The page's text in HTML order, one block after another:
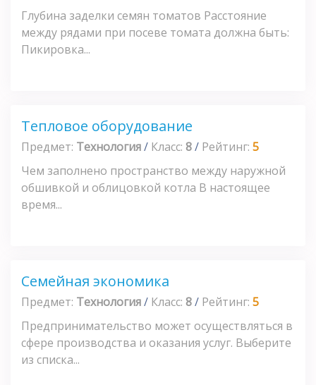
Глубина заделки семян томатов Расстояние
между рядами при посеве томата должна быть:
Пикировка...
Тепловое оборудование
Предмет: Технология/ Класс: 8/ Рейтинг: 5
Чем заполнено пространство между наружной
обшивкой и облицовкой котла В настоящее
время...
Семейная экономика
Предмет: Технология/ Класс: 8/ Рейтинг: 5
Предпринимательство может осуществляться в
сфере производства и оказания услуг. Выберите
из списка...